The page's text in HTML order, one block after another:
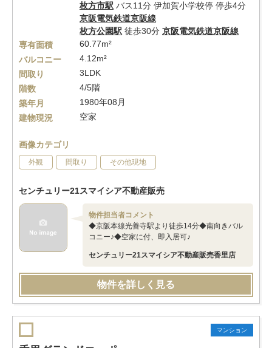
枚方市駅 バス11分 伊加賀小学校停 停歩4分
京阪電気鉄道京阪線
枚方公園駅 徒歩30分 京阪電気鉄道京阪線
専有面積
60.77m²
バルコニー
4.12m²
間取り
3LDK
階数
4/5階
築年月
1980年08月
建物現況
空家
画像カテゴリ
外観 間取り その他現地
センチュリー21スマイシア不動産販売
物件担当者コメント
◆京阪本線光善寺駅より徒歩14分◆南向きバル
コニー♪◆空家に付、即入居可♪
センチュリー21スマイシア不動産販売香里店
物件を詳しく見る
マンション